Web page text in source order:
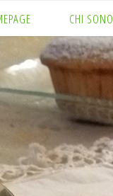
CHI SONO